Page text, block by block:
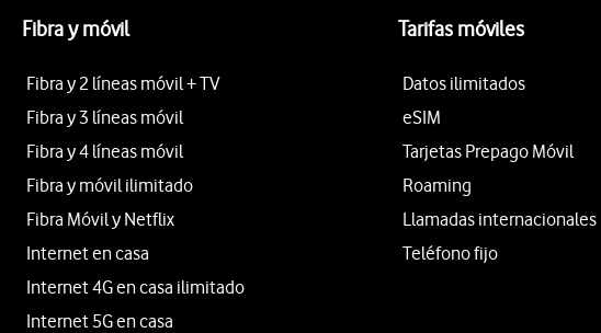
Fibra y móvil
Fibra y 2 líneas móvil + TV
Fibra y 3 líneas móvil
Fibra y 4 líneas móvil
Fibra y móvil ilimitado
Fibra Móvil y Netflix
Internet en casa
Internet 4G en casa ilimitado
Internet 5G en casa
Tarifas móviles
Datos ilimitados
eSIM
Tarjetas Prepago Móvil
Roaming
Llamadas internacionales
Teléfono fijo